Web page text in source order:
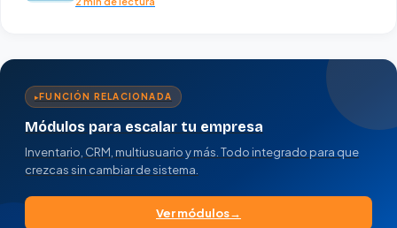
FUNCIÓN RELACIONADA
Módulos para escalar tu empresa
Inventario, CRM, multiusuario y más. Todo integrado para que
crezcas sin cambiar de sistema.
Ver módulos